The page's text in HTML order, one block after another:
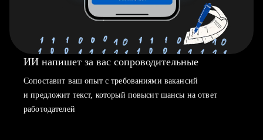
ИИ напишет за вас сопроводительные
Сопоставит ваш опыт с требованиями вакансий
и предложит текст, который повысит шансы на ответ
работодателей